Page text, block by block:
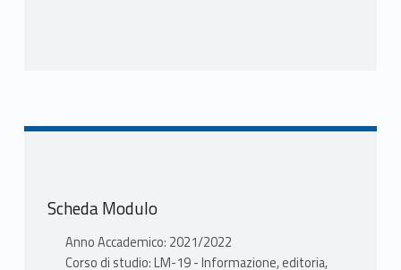
Scheda Modulo
Anno Accademico: 2021/2022
Corso di studio: LM-19 - Informazione, editoria,